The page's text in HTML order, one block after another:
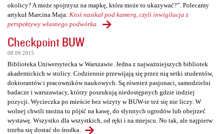
okolicy? A może spojrzysz na mapkę, która może to ukazywać?”. Polecamy
artykuł Marcina Maja: Ktoś nasikał pod kamerą, czyli inwigilacja z
perspektywy własnego podwórka
Checkpoint BUW
08.09.2015
Biblioteka Uniwersytecka w Warszawie. Jedna z najważniejszych bibliotek
akademickich w stolicy. Codziennie przewijają się przez nią setki studentów,
doktorantów i pracowników naukowych. Są również pasjonaci, samodzielni
badacze i warszawiacy, którzy poszukują niedostępnych gdzie indziej
pozycji. Wycieczka po mieście bez wizyty w BUW-ie też się nie liczy. W
wolnej chwili można tu pójść na kawę, do słynnych ogrodów lub obejrzeć
wystawę. Wszystko dla wszystkich, od ręki i na miejscu. No tak, ale najpierw
trzeba się dostać do środka.